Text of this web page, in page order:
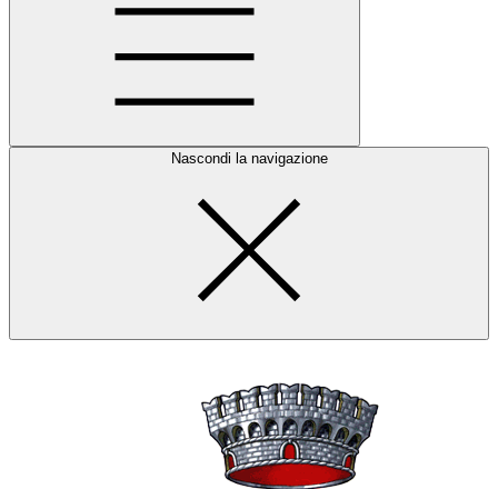
Nascondi la navigazione